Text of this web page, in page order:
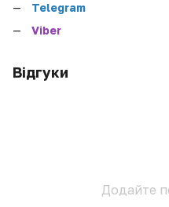
Telegram
Viber
Відгуки
Додайте